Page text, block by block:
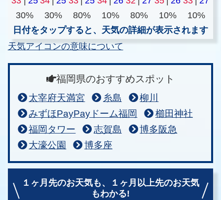
30%
30% 80% 10% 80% 10%
10%
日付をタップすると、天気の詳細が表示されます
天気アイコンの意味について
福岡県のおすすめスポット
太宰府天満宮 糸島
柳川
みずほPayPayドーム福岡
櫛田神社
福岡タワー
志賀島
博多阪急
大濠公園
博多座
１ヶ月先のお天気も、
１ヶ月以上先のお天気
もわかる!